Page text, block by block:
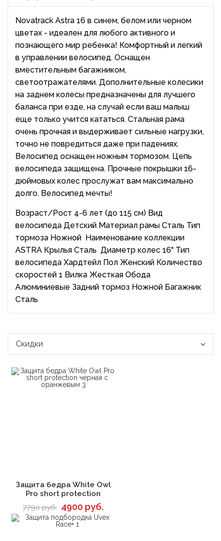
Novatrack Astra 16 в синем, белом или черном
цветах - идеален для любого активного и
познающего мир ребенка! Комфортный и легкий
в управлении велосипед. Оснащен
вместительным багажником,
светоотражателями. Дополнительные колесики
на заднем колесы предназначены для лучшего
баланса при езде, на случай если ваш малыш
еще только учится кататься. Стальная рама
очень прочная и выдерживает сильные нагрузки,
точно не повредиться даже при падениях.
Велосипед оснащен ножным тормозом. Цепь
велосипеда защищена. Прочные покрышки 16-
дюймовых колес прослужат вам максимально
долго. Велосипед мечты!
Возраст/Рост 4-6 лет (до 115 см) Вид
велосипеда Детский Материал рамы Сталь Тип
тормоза Ножной Наименование коллекции
ASTRA Крылья Сталь Диаметр колес 16" Тип
велосипеда Хардтейл Пол Женский Количество
скоростей 1 Вилка Жесткая Обода
Алюминиевые Задний тормоз Ножной Багажник
Сталь
Скидки
В корзину
Защита бедра White Owl
Pro short protection
7790 руб. 4900 руб.